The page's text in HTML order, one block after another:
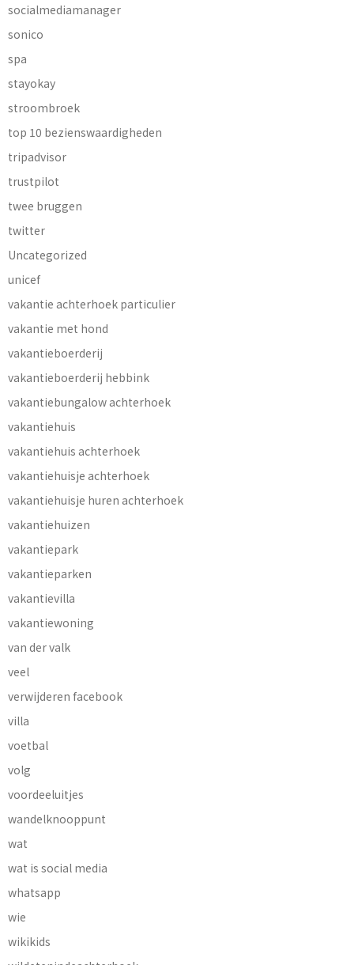
socialmediamanager
sonico
spa
stayokay
stroombroek
top 10 bezienswaardigheden
tripadvisor
trustpilot
twee bruggen
twitter
Uncategorized
unicef
vakantie achterhoek particulier
vakantie met hond
vakantieboerderij
vakantieboerderij hebbink
vakantiebungalow achterhoek
vakantiehuis
vakantiehuis achterhoek
vakantiehuisje achterhoek
vakantiehuisje huren achterhoek
vakantiehuizen
vakantiepark
vakantieparken
vakantievilla
vakantiewoning
van der valk
veel
verwijderen facebook
villa
voetbal
volg
voordeeluitjes
wandelknooppunt
wat
wat is social media
whatsapp
wie
wikikids